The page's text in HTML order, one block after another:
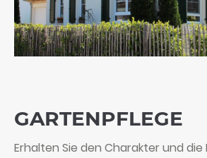
GARTEN­PFLEGE
Erhalten Sie den Charakter und die